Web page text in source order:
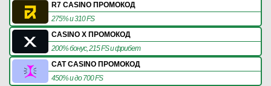
R7 CASINO ПРОМОКОД
275% и 310 FS
CASINO X ПРОМОКОД
200% бонус, 215 FS и фрибет
CAT CASINO ПРОМОКОД
450% и до 700 FS